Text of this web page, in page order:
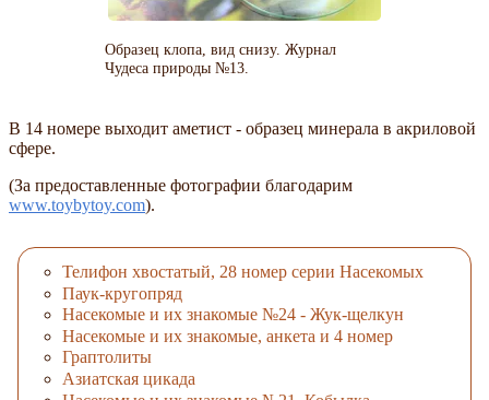
Образец клопа, вид снизу. Журнал
Чудеса природы №13.
В 14 номере выходит аметист - образец минерала в акриловой
сфере.
(За предоставленные фотографии благодарим
www.toybytoy.com).
Телифон хвостатый, 28 номер серии Насекомых
Паук-кругопряд
Насекомые и их знакомые №24 - Жук-щелкун
Насекомые и их знакомые, анкета и 4 номер
Граптолиты
Азиатская цикада